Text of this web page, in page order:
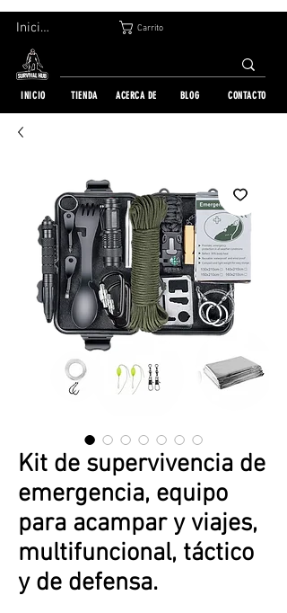
Carrito
Iniciar sesión
INICIO TIENDA ACERCA DE BLOG CONTACTO
Kit de supervivencia de
emergencia, equipo
para acampar y viajes,
multifuncional, táctico
y de defensa.